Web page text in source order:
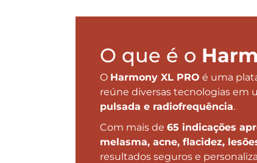
O que é o
O Harmony XL PRO é uma
reúne diversas tecnologias
pulsada e radiofrequência.
Com mais de 65 indicações
melasma, acne, flacidez,
resultados seguros e